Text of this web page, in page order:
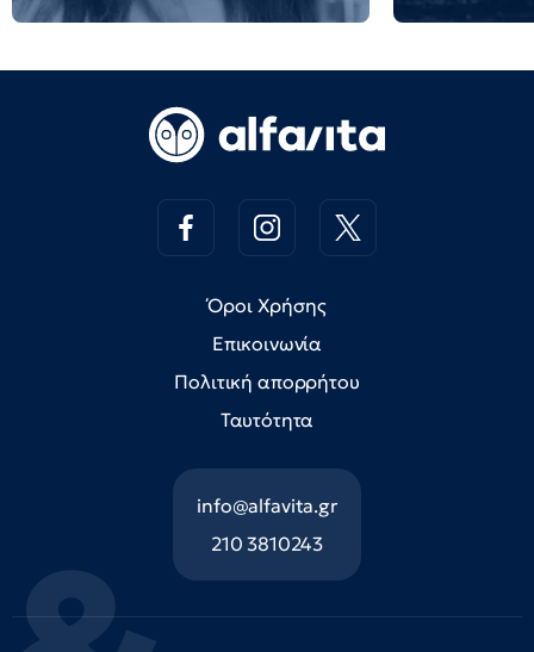
Όροι Χρήσης
Επικοινωνία
Πολιτική απορρήτου
Ταυτότητα
info@alfavita.gr
210 3810243